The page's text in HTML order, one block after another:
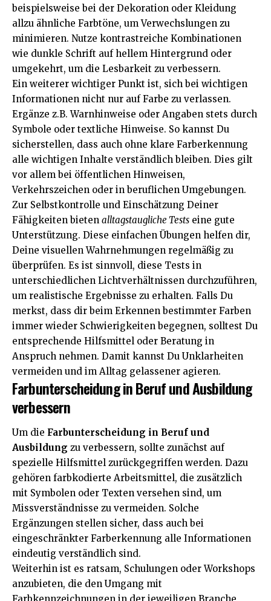
beispielsweise bei der Dekoration oder Kleidung
allzu ähnliche Farbtöne, um Verwechslungen zu
minimieren. Nutze kontrastreiche Kombinationen
wie dunkle Schrift auf hellem Hintergrund oder
umgekehrt, um die Lesbarkeit zu verbessern.
Ein weiterer wichtiger Punkt ist, sich bei wichtigen
Informationen nicht nur auf Farbe zu verlassen.
Ergänze z.B. Warnhinweise oder Angaben stets durch
Symbole oder textliche Hinweise. So kannst Du
sicherstellen, dass auch ohne klare Farberkennung
alle wichtigen Inhalte verständlich bleiben. Dies gilt
vor allem bei öffentlichen Hinweisen,
Verkehrszeichen oder in beruflichen Umgebungen.
Zur Selbstkontrolle und Einschätzung Deiner
Fähigkeiten bieten alltagstaugliche Tests eine gute
Unterstützung. Diese einfachen Übungen helfen dir,
Deine visuellen Wahrnehmungen regelmäßig zu
überprüfen. Es ist sinnvoll, diese Tests in
unterschiedlichen Lichtverhältnissen durchzuführen,
um realistische Ergebnisse zu erhalten. Falls Du
merkst, dass dir beim Erkennen bestimmter Farben
immer wieder Schwierigkeiten begegnen, solltest Du
entsprechende Hilfsmittel oder Beratung in
Anspruch nehmen. Damit kannst Du Unklarheiten
vermeiden und im Alltag gelassener agieren.
Farbunterscheidung in Beruf und Ausbildung
verbessern
Um die Farbunterscheidung in Beruf und
Ausbildung zu verbessern, sollte zunächst auf
spezielle Hilfsmittel zurückgegriffen werden. Dazu
gehören farbkodierte Arbeitsmittel, die zusätzlich
mit Symbolen oder Texten versehen sind, um
Missverständnisse zu vermeiden. Solche
Ergänzungen stellen sicher, dass auch bei
eingeschränkter Farberkennung alle Informationen
eindeutig verständlich sind.
Weiterhin ist es ratsam, Schulungen oder Workshops
anzubieten, die den Umgang mit